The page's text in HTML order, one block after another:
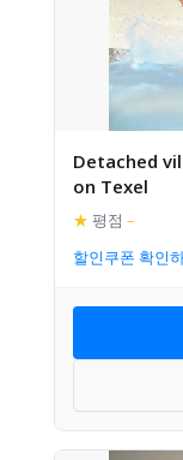
Detached
on Texel
★ 평점 –
할인쿠폰 확인